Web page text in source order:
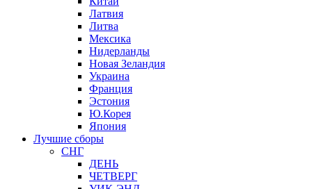
Латвия
Литва
Мексика
Нидерланды
Новая Зеландия
Украина
Франция
Эстония
Ю.Корея
Япония
Лучшие сборы
СНГ
ДЕНЬ
ЧЕТВЕРГ